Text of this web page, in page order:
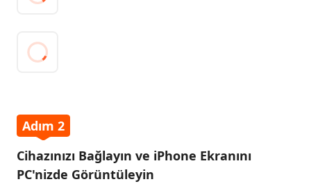
Adım 2
Cihazınızı Bağlayın ve iPhone Ekranını
PC'nizde Görüntüleyin